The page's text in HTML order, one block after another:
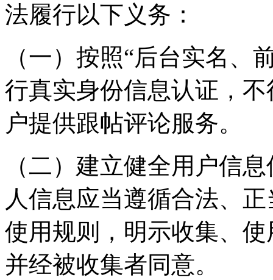
法履行以下义务：
（一）按照“后台实名、
行真实身份信息认证，
户提供跟帖评论服务。
（二）建立健全用户信
人信息应当遵循合法、
使用规则，明示收集、
并经被收集者同意。